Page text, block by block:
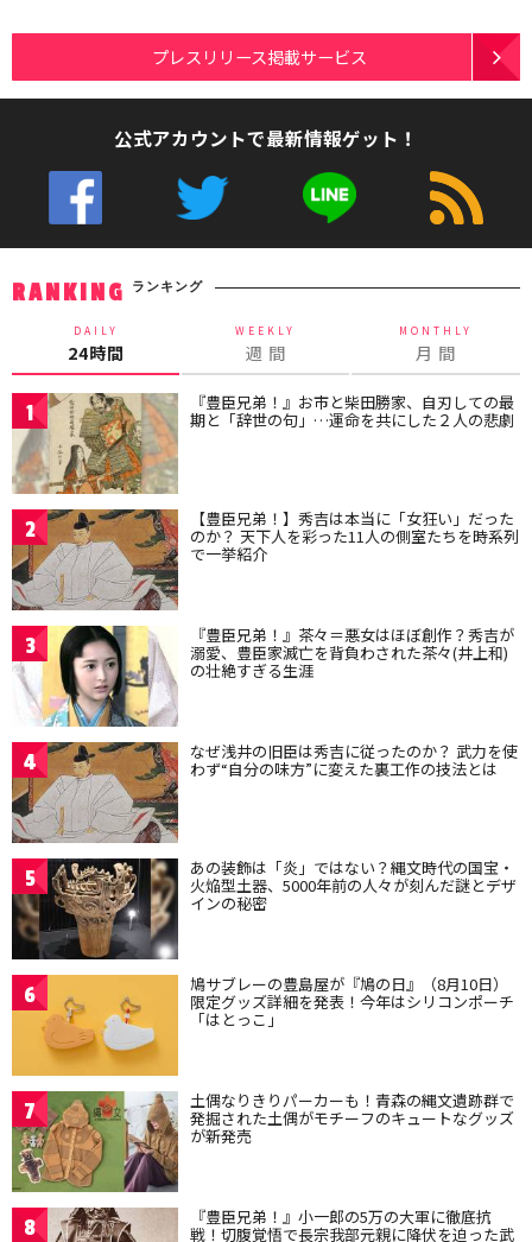
プレスリリース掲載サービス
公式アカウントで最新情報ゲット！
RANKING ランキング
DAILY
24時間
WEEKLY
週 間
MONTHLY
月 間
1 『豊臣兄弟！』お市と柴田勝家、自刃しての最
期と「辞世の句」…運命を共にした２人の悲劇
2 【豊臣兄弟！】秀吉は本当に「女狂い」だった
のか？ 天下人を彩った11人の側室たちを時系列
で一挙紹介
3 『豊臣兄弟！』茶々＝悪女はほぼ創作？秀吉が
溺愛、豊臣家滅亡を背負わされた茶々(井上和)
の壮絶すぎる生涯
4 なぜ浅井の旧臣は秀吉に従ったのか？ 武力を使
わず“自分の味方”に変えた裏工作の技法とは
5 あの装飾は「炎」ではない？縄文時代の国宝・
火焔型土器、5000年前の人々が刻んだ謎とデザ
インの秘密
6 鳩サブレーの豊島屋が『鳩の日』（8月10日）
限定グッズ詳細を発表！今年はシリコンポーチ
「はとっこ」
7 土偶なりきりパーカーも！青森の縄文遺跡群で
発掘された土偶がモチーフのキュートなグッズ
が新発売
8 『豊臣兄弟！』小一郎の5万の大軍に徹底抗
戦！切腹覚悟で長宗我部元親に降伏を迫った武